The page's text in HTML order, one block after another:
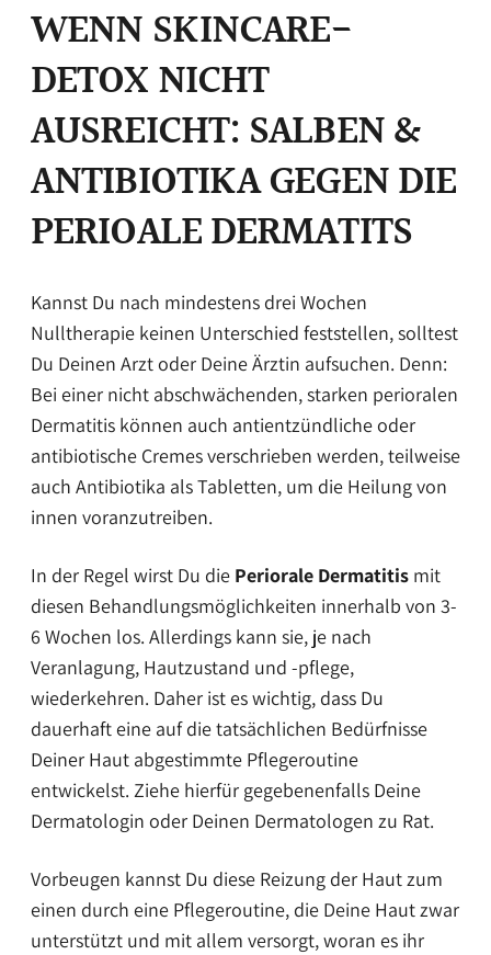
WENN SKINCARE-
DETOX NICHT
AUSREICHT: SALBEN &
ANTIBIOTIKA GEGEN DIE
PERIOALE DERMATITS
Kannst Du nach mindestens drei Wochen
Nulltherapie keinen Unterschied feststellen, solltest
Du Deinen Arzt oder Deine Ärztin aufsuchen. Denn:
Bei einer nicht abschwächenden, starken perioralen
Dermatitis können auch antientzündliche oder
antibiotische Cremes verschrieben werden, teilweise
auch Antibiotika als Tabletten, um die Heilung von
innen voranzutreiben.
In der Regel wirst Du die Periorale Dermatitis mit
diesen Behandlungsmöglichkeiten innerhalb von 3-
6 Wochen los. Allerdings kann sie, je nach
Veranlagung, Hautzustand und -pflege,
wiederkehren. Daher ist es wichtig, dass Du
dauerhaft eine auf die tatsächlichen Bedürfnisse
Deiner Haut abgestimmte Pflegeroutine
entwickelst. Ziehe hierfür gegebenenfalls Deine
Dermatologin oder Deinen Dermatologen zu Rat.
Vorbeugen kannst Du diese Reizung der Haut zum
einen durch eine Pflegeroutine, die Deine Haut zwar
unterstützt und mit allem versorgt, woran es ihr